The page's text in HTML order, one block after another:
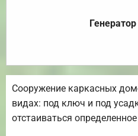
Генератор
Сооружение каркасных
видах: под ключ и под
отстаиваться